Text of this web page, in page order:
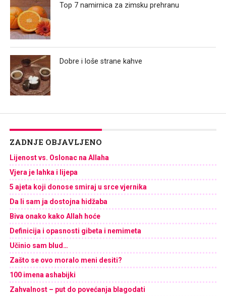
Top 7 namirnica za zimsku prehranu
Dobre i loše strane kahve
ZADNJE OBJAVLJENO
Lijenost vs. Oslonac na Allaha
Vjera je lahka i lijepa
5 ajeta koji donose smiraj u srce vjernika
Da li sam ja dostojna hidžaba
Biva onako kako Allah hoće
Definicija i opasnosti gibeta i nemimeta
Učinio sam blud…
Zašto se ovo moralo meni desiti?
100 imena ashabijki
Zahvalnost – put do povećanja blagodati